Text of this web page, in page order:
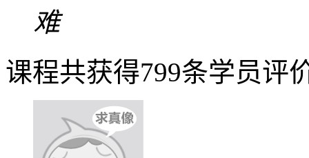
难
课程共获得799条学员评